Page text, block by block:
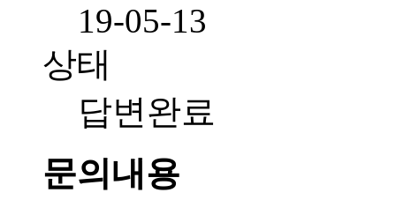
19-05-13
상태
답변완료
문의내용